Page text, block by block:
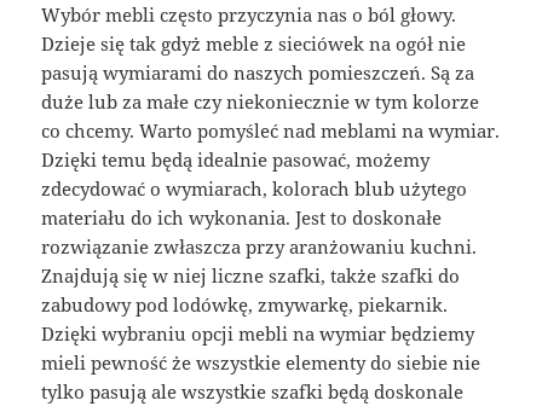
Wybór mebli często przyczynia nas o ból głowy.
Dzieje się tak gdyż meble z sieciówek na ogół nie
pasują wymiarami do naszych pomieszczeń. Są za
duże lub za małe czy niekoniecznie w tym kolorze
co chcemy. Warto pomyśleć nad meblami na wymiar.
Dzięki temu będą idealnie pasować, możemy
zdecydować o wymiarach, kolorach blub użytego
materiału do ich wykonania. Jest to doskonałe
rozwiązanie zwłaszcza przy aranżowaniu kuchni.
Znajdują się w niej liczne szafki, także szafki do
zabudowy pod lodówkę, zmywarkę, piekarnik.
Dzięki wybraniu opcji mebli na wymiar będziemy
mieli pewność że wszystkie elementy do siebie nie
tylko pasują ale wszystkie szafki będą doskonale